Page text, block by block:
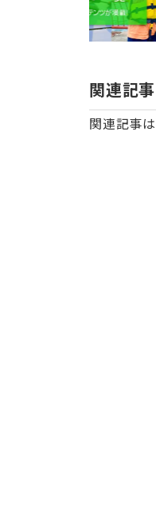
関連記事
関連記事